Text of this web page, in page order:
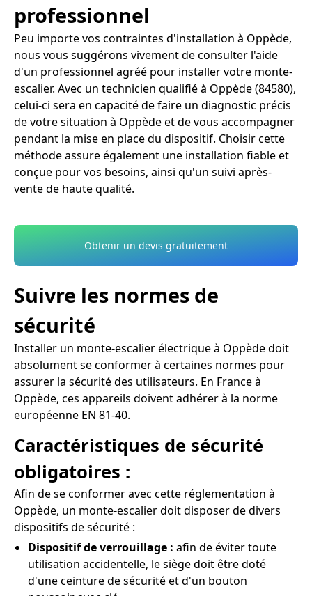
professionnel
Peu importe vos contraintes d'installation à Oppède,
nous vous suggérons vivement de consulter l'aide
d'un professionnel agréé pour installer votre monte-
escalier. Avec un technicien qualifié à Oppède (84580),
celui-ci sera en capacité de faire un diagnostic précis
de votre situation à Oppède et de vous accompagner
pendant la mise en place du dispositif. Choisir cette
méthode assure également une installation fiable et
conçue pour vos besoins, ainsi qu'un suivi après-
vente de haute qualité.
Obtenir un devis gratuitement
Suivre les normes de
sécurité
Installer un monte-escalier électrique à Oppède doit
absolument se conformer à certaines normes pour
assurer la sécurité des utilisateurs. En France à
Oppède, ces appareils doivent adhérer à la norme
européenne EN 81-40.
Caractéristiques de sécurité
obligatoires :
Afin de se conformer avec cette réglementation à
Oppède, un monte-escalier doit disposer de divers
dispositifs de sécurité :
Dispositif de verrouillage : afin de éviter toute
utilisation accidentelle, le siège doit être doté
d'une ceinture de sécurité et d'un bouton